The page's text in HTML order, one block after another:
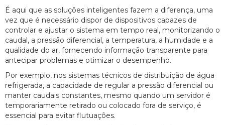
É aqui que as soluções inteligentes fazem a diferença, uma
vez que é necessário dispor de dispositivos capazes de
controlar e ajustar o sistema em tempo real, monitorizando o
caudal, a pressão diferencial, a temperatura, a humidade e a
qualidade do ar, fornecendo informação transparente para
antecipar problemas e otimizar o desempenho.
Por exemplo, nos sistemas técnicos de distribuição de água
refrigerada, a capacidade de regular a pressão diferencial ou
manter caudais constantes, mesmo quando um servidor é
temporariamente retirado ou colocado fora de serviço, é
essencial para evitar flutuações.